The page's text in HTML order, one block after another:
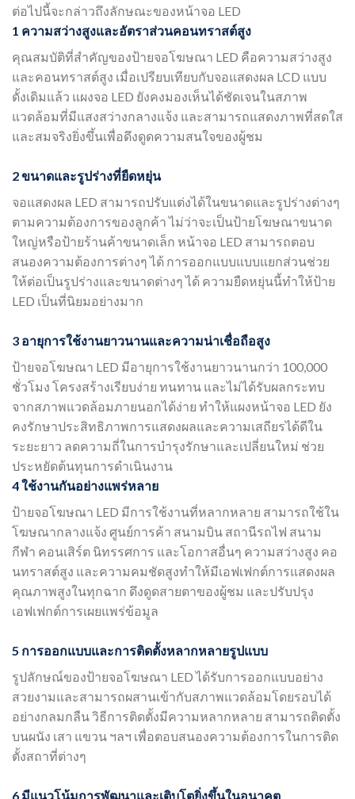
ต่อไปนี้จะกล่าวถึงลักษณะของหน้าจอ LED
1 ความสว่างสูงและอัตราส่วนคอนทราสต์สูง
คุณสมบัติที่สำคัญของป้ายจอโฆษณา LED คือความสว่างสูง
และคอนทราสต์สูง เมื่อเปรียบเทียบกับจอแสดงผล LCD แบบ
ดั้งเดิมแล้ว แผงจอ LED ยังคงมองเห็นได้ชัดเจนในสภาพ
แวดล้อมที่มีแสงสว่างกลางแจ้ง และสามารถแสดงภาพที่สดใส
และสมจริงยิ่งขึ้นเพื่อดึงดูดความสนใจของผู้ชม
2 ขนาดและรูปร่างที่ยืดหยุ่น
จอแสดงผล LED สามารถปรับแต่งได้ในขนาดและรูปร่างต่างๆ
ตามความต้องการของลูกค้า ไม่ว่าจะเป็นป้ายโฆษณาขนาด
ใหญ่หรือป้ายร้านค้าขนาดเล็ก หน้าจอ LED สามารถตอบ
สนองความต้องการต่างๆ ได้ การออกแบบแบบแยกส่วนช่วย
ให้ต่อเป็นรูปร่างและขนาดต่างๆ ได้ ความยืดหยุ่นนี้ทำให้ป้าย
LED เป็นที่นิยมอย่างมาก
3 อายุการใช้งานยาวนานและความน่าเชื่อถือสูง
ป้ายจอโฆษณา LED มีอายุการใช้งานยาวนานกว่า 100,000
ชั่วโมง โครงสร้างเรียบง่าย ทนทาน และไม่ได้รับผลกระทบ
จากสภาพแวดล้อมภายนอกได้ง่าย ทำให้แผงหน้าจอ LED ยัง
คงรักษาประสิทธิภาพการแสดงผลและความเสถียรได้ดีใน
ระยะยาว ลดความถี่ในการบำรุงรักษาและเปลี่ยนใหม่ ช่วย
ประหยัดต้นทุนการดำเนินงาน
4 ใช้งานกันอย่างแพร่หลาย
ป้ายจอโฆษณา LED มีการใช้งานที่หลากหลาย สามารถใช้ใน
โฆษณากลางแจ้ง ศูนย์การค้า สนามบิน สถานีรถไฟ สนาม
กีฬา คอนเสิร์ต นิทรรศการ และโอกาสอื่นๆ ความสว่างสูง คอ
นทราสต์สูง และความคมชัดสูงทำให้มีเอฟเฟกต์การแสดงผล
คุณภาพสูงในทุกฉาก ดึงดูดสายตาของผู้ชม และปรับปรุง
เอฟเฟกต์การเผยแพร่ข้อมูล
5 การออกแบบและการติดตั้งหลากหลายรูปแบบ
รูปลักษณ์ของป้ายจอโฆษณา LED ได้รับการออกแบบอย่าง
สวยงามและสามารถผสานเข้ากับสภาพแวดล้อมโดยรอบได้
อย่างกลมกลืน วิธีการติดตั้งมีความหลากหลาย สามารถติดตั้ง
บนผนัง เสา แขวน ฯลฯ เพื่อตอบสนองความต้องการในการติด
ตั้งสถาที่ต่างๆ
6 มีแนวโน้มการพัฒนาและเติบโตยิ่งขึ้นในอนาคต